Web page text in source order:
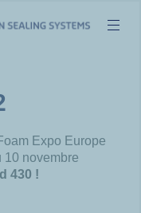
Expo Europe
10 novembre
430 !